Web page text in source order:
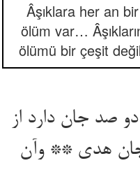
Âşıklara her an bir
ölüm var…
ölümü bir çeşit
دو صد جان دارد از
هدی ** وآن